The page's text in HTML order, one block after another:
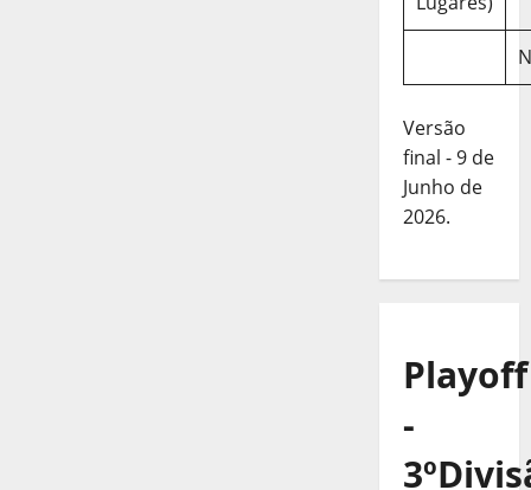
Versão
final - 9 de
Junho de
2026.
Playoff
-